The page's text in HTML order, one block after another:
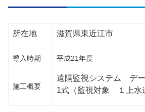
所在地 滋賀県東近江市
導入時期 平成21年度
施工概要
遠隔監視システム デ
1式（監視対象 １上水